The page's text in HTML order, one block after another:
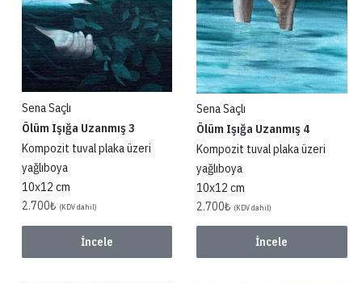
Sena Saçlı
Ölüm Işığa Uzanmış 3
Kompozit tuval plaka üzeri
yağlıboya
10x12 cm
2.700₺ (KDV dahil)
İncele
Sena Saçlı
Ölüm Işığa Uzanmış 4
Kompozit tuval plaka üzeri
yağlıboya
10x12 cm
2.700₺ (KDV dahil)
İncele